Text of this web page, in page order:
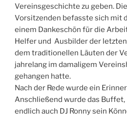
Vereinsgeschichte zu geben.
Vorsitzenden befasste sich mit
einem Dankeschön für die
Helfer und Ausbilder der
dem traditionellen Läuten der
jahrelang im damaligem
gehangen hatte.
Nach der Rede wurde ein
Anschließend wurde das
endlich auch DJ Ronny sein